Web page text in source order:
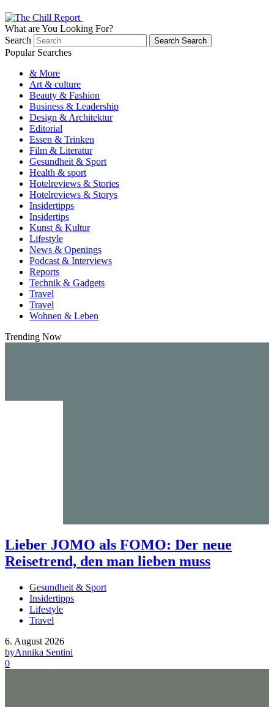
What are You Looking For?
Search
Search Search
Popular Searches
& More
Art & culture
Beauty & Fashion
Business & Leadership
Design & Architektur
Editorial
Essen & Trinken
Film & Literatur
Gesundheit & Sport
Health & sport
Hotelreviews & Stories
Hotelreviews & Storys
Insidertipps
Insidertips
Kunst & Kultur
Lifestyle
News & Openings
Podcast & Interviews
Reports
Technik & Gadgets
Travel
Travel
Wohnen & Leben
Trending Now
Lieber JOMO als FOMO: Der neue
Reisetrend, den man lieben muss
Gesundheit & Sport
Insidertipps
Lifestyle
Travel
6. August 2026
byAnnika Sentini
0